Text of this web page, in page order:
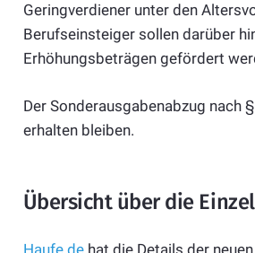
Geringverdiener unter den
Berufseinsteiger sollen darüber
Erhöhungsbeträgen gefördert
Der Sonderausgabenabzug nach
erhalten bleiben.
Übersicht über die